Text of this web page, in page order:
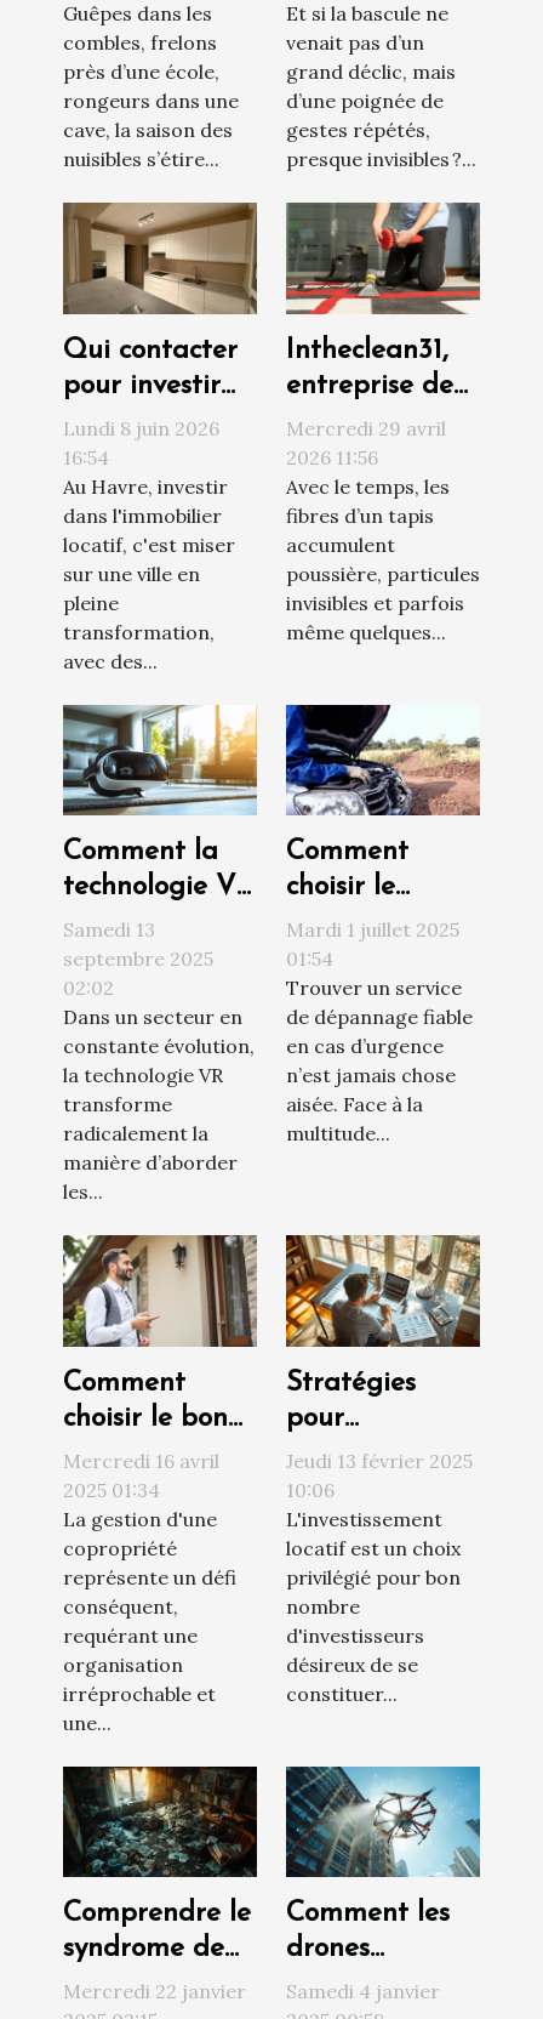
face à une
invasion de
nuisibles ?
Guêpes dans les
combles, frelons
près d’une école,
rongeurs dans une
cave, la saison des
nuisibles s’étire...
votre vision du
monde
Et si la bascule ne
venait pas d’un
grand déclic, mais
d’une poignée de
gestes répétés,
presque invisibles ?...
Qui contacter
pour investir
sereinement
au Havre ?
Lundi 8 juin 2026
16:54
Au Havre, investir
dans l'immobilier
locatif, c'est miser
sur une ville en
pleine
transformation,
avec des...
Intheclean31,
entreprise de
confiance pour
le nettoyage
de vos tapis à
Toulouse
Mercredi 29 avril
2026 11:56
Avec le temps, les
fibres d’un tapis
accumulent
poussière, particules
invisibles et parfois
même quelques...
Comment la
technologie VR
révolutionne
les visites
immobilières ?
Samedi 13
septembre 2025
02:02
Dans un secteur en
constante évolution,
la technologie VR
transforme
radicalement la
manière d’aborder
les...
Comment
choisir le
meilleur service
de dépannage
en urgence ?
Mardi 1 juillet 2025
01:54
Trouver un service
de dépannage fiable
en cas d’urgence
n’est jamais chose
aisée. Face à la
multitude...
Comment
choisir le bon
syndic de
copropriété
pour une
gestion
efficace
Mercredi 16 avril
2025 01:34
La gestion d'une
copropriété
représente un défi
conséquent,
requérant une
organisation
irréprochable et
une...
Stratégies
pour
augmenter la
rentabilité de
votre
investissement
locatif
Jeudi 13 février 2025
10:06
L'investissement
locatif est un choix
privilégié pour bon
nombre
d'investisseurs
désireux de se
constituer...
Comprendre le
syndrome de
Diogène et ses
Mercredi 22 janvier
Comment les
drones
révolutionnent
Samedi 4 janvier